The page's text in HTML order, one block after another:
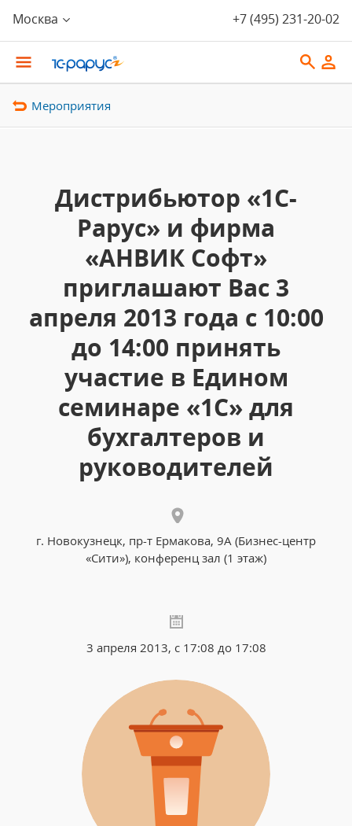
Москва +7 (495) 231-20-02
Мероприятия
Дистрибьютор «1С-
Рарус» и фирма
«АНВИК Софт»
приглашают Вас 3
апреля 2013 года с 10:00
до 14:00 принять
участие в Едином
семинаре «1С» для
бухгалтеров и
руководителей
г. Новокузнецк, пр-т Ермакова, 9А (Бизнес-центр
«Сити»), конференц зал (1 этаж)
3 апреля 2013, с 17:08 до 17:08